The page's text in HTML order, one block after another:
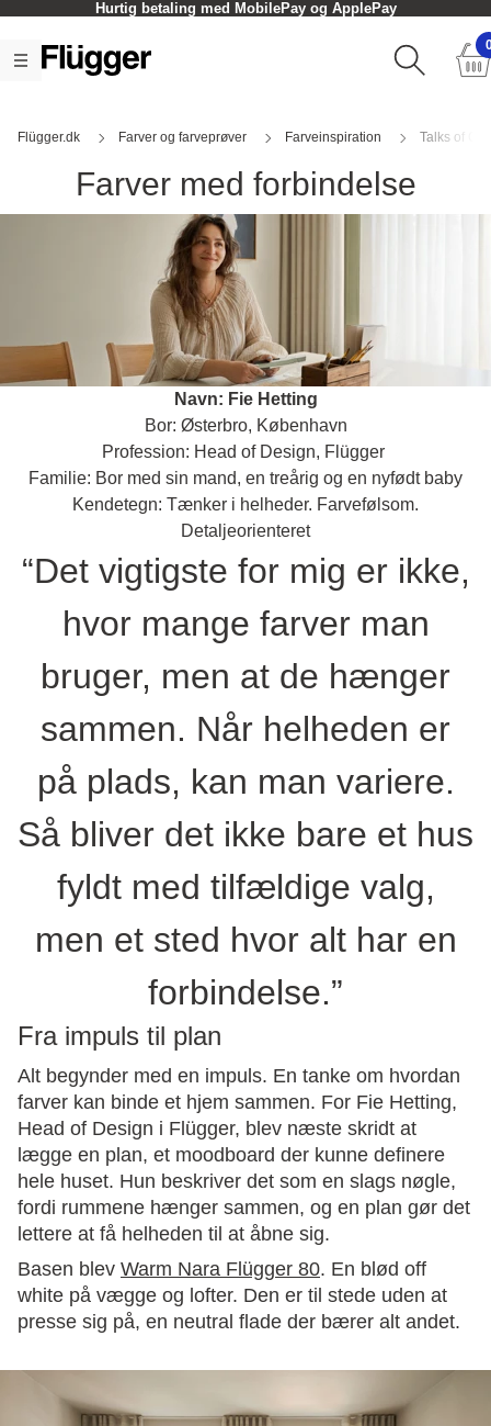
Click og Collect - oftest inden for en time
Flügger.dk Farver og farveprøver Farveinspiration Talks of
Farver med forbindelse
Navn: Fie Hetting
Bor: Østerbro, København
Profession: Head of Design, Flügger
Familie: Bor med sin mand, en treårig og en nyfødt baby
Kendetegn: Tænker i helheder. Farvefølsom.
Detaljeorienteret
“Det vigtigste for mig er ikke,
hvor mange farver man
bruger, men at de hænger
sammen. Når helheden er
på plads, kan man variere.
Så bliver det ikke bare et hus
fyldt med tilfældige valg,
men et sted hvor alt har en
forbindelse.”
Fra impuls til plan
Alt begynder med en impuls. En tanke om hvordan
farver kan binde et hjem sammen. For Fie Hetting,
Head of Design i Flügger, blev næste skridt at
lægge en plan, et moodboard der kunne definere
hele huset. Hun beskriver det som en slags nøgle,
fordi rummene hænger sammen, og en plan gør det
lettere at få helheden til at åbne sig.
Basen blev Warm Nara Flügger 80. En blød off
white på vægge og lofter. Den er til stede uden at
presse sig på, en neutral flade der bærer alt andet.